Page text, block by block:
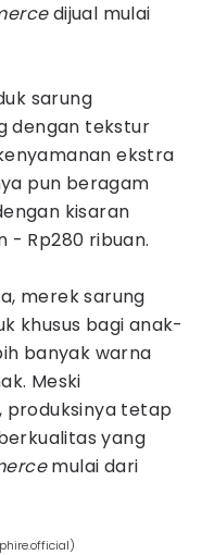
dijual mulai
sarung
dengan tekstur
ekstra
pun beragam
kisaran
- Rp280 ribuan.
merek sarung
khusus bagi anak-
banyak warna
Meski
produksinya tetap
yang
mulai dari